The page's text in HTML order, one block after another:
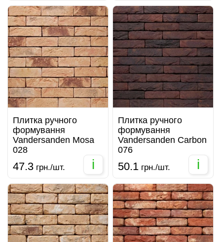
Плитка ручного
формування
Vandersanden Mosa
028
47.3 грн./шт. i
Плитка ручного
формування
Vandersanden Carbon
076
50.1 грн./шт. i